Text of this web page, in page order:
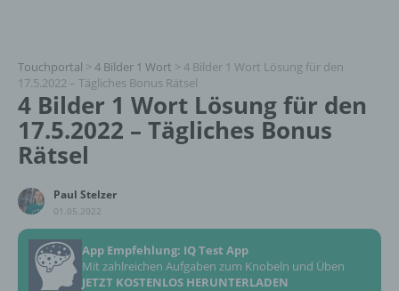
Touchportal > 4 Bilder 1 Wort > 4 Bilder 1 Wort Lösung für den
17.5.2022 – Tägliches Bonus Rätsel
4 Bilder 1 Wort Lösung für den
17.5.2022 – Tägliches Bonus
Rätsel
Paul Stelzer
01.05.2022
App Empfehlung: IQ Test App
Mit zahlreichen Aufgaben zum Knobeln und Üben
JETZT KOSTENLOS HERUNTERLADEN